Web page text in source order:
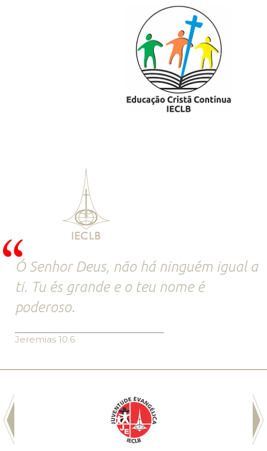
Ó Senhor Deus, não há ninguém igual a
ti. Tu és grande e o teu nome é
poderoso.
Jeremias 10.6